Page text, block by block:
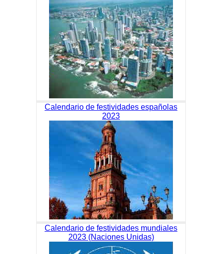
Calendario de festividades españolas
2023
Calendario de festividades mundiales
2023 (Naciones Unidas)